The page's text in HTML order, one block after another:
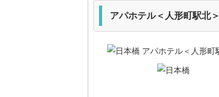
アパホテル＜人形町駅北＞